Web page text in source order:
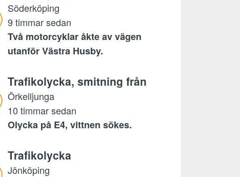
Söderköping
9 timmar sedan
Två motorcyklar åkte av vägen
utanför Västra Husby.
Trafikolycka, smitning från
Örkelljunga
10 timmar sedan
Olycka på E4, vittnen sökes.
Trafikolycka
Jönköping